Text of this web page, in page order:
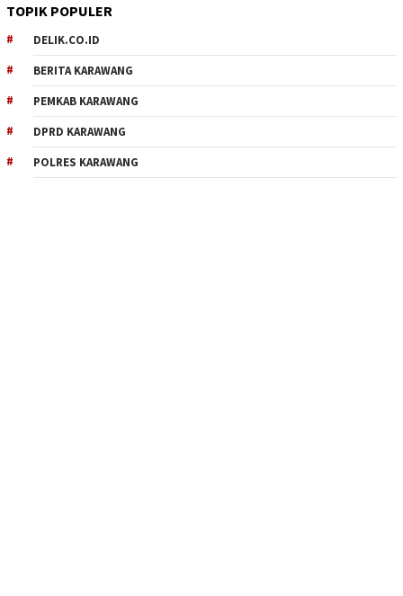
TOPIK POPULER
DELIK.CO.ID
BERITA KARAWANG
PEMKAB KARAWANG
DPRD KARAWANG
POLRES KARAWANG